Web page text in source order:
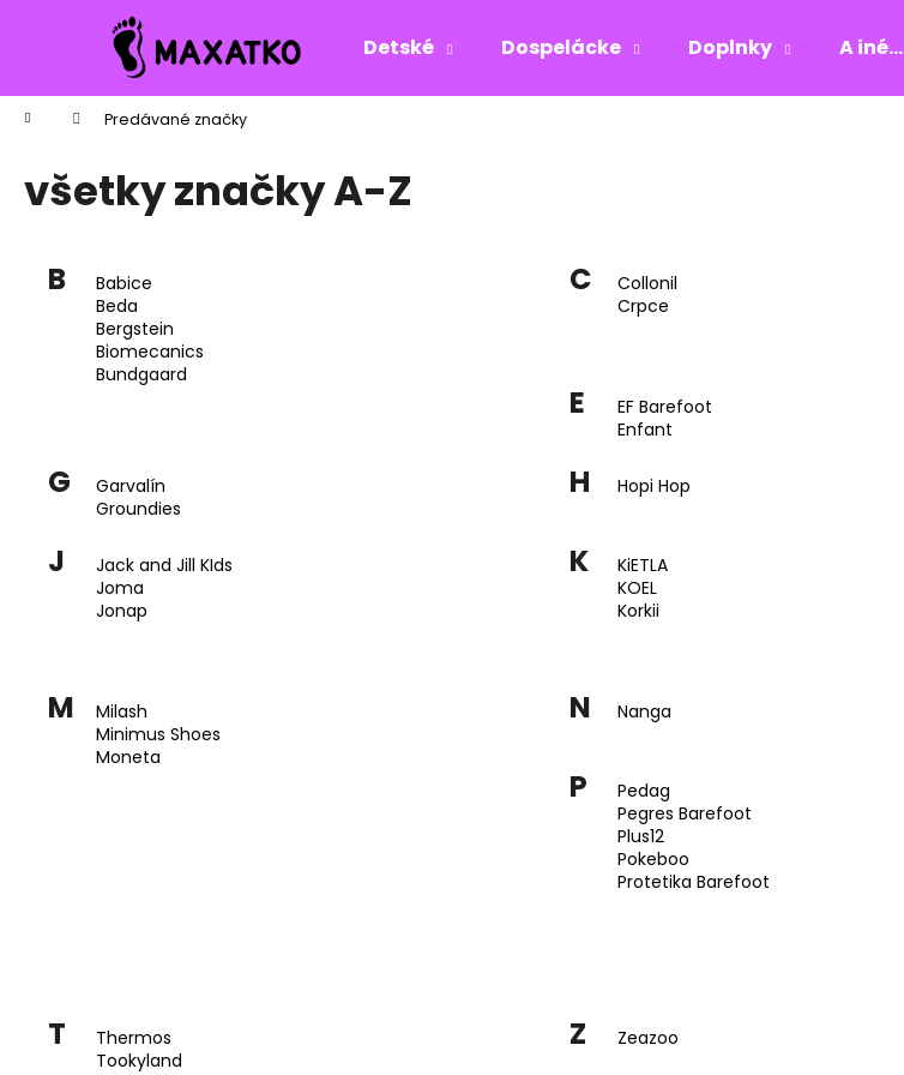
Detské Dospelácke Doplnky A iné...
Domov Predávané značky
všetky značky A-Z
B
Babice
Beda
Bergstein
Biomecanics
Bundgaard
C
Collonil
Crpce
E
EF Barefoot
Enfant
G
Garvalín
Groundies
H Hopi Hop
J
Jack and Jill KIds
Joma
Jonap
K
KiETLA
KOEL
Korkii
M
Milash
Minimus Shoes
Moneta
N Nanga
P
Pedag
Pegres Barefoot
Plus12
Pokeboo
Protetika Barefoot
T
Thermos
Tookyland
Z Zeazoo
í
Späť
do
obchodu
Späť
do
obchodu